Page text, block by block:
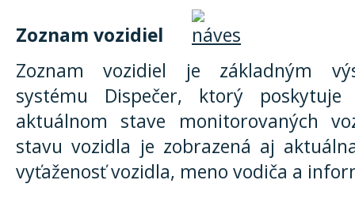
Zoznam vozidiel
Zoznam vozidiel je základným
systému Dispečer, ktorý
aktuálnom stave monitorovaných
stavu vozidla je zobrazená aj
vyťaženosť vozidla, meno vodiča a